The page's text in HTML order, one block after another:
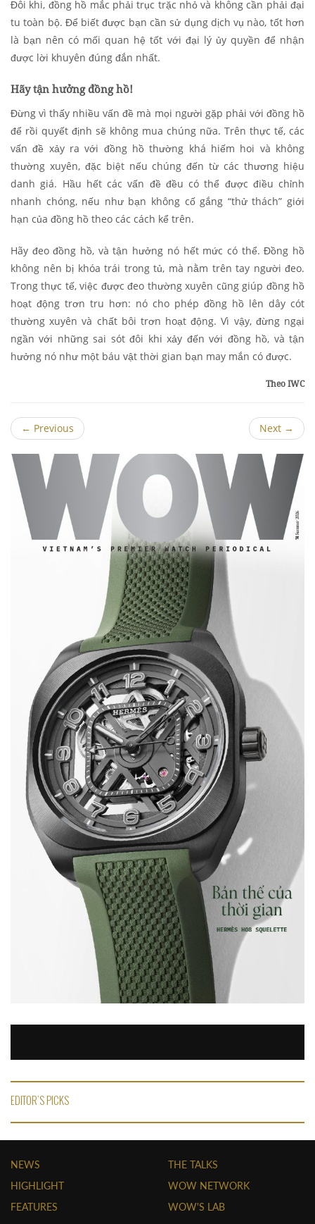
Đôi khi, đồng hồ mắc phải trục trặc nhỏ và không cần phải đại
tu toàn bộ. Để biết được bạn cần sử dụng dịch vụ nào, tốt hơn
là bạn nên có mối quan hệ tốt với đại lý ủy quyền để nhận
được lời khuyên đúng đắn nhất.
Hãy tận hưởng đồng hồ!
Đừng vì thấy nhiều vấn đề mà mọi người gặp phải với đồng hồ
để rồi quyết định sẽ không mua chúng nữa. Trên thực tế, các
vấn đề xảy ra với đồng hồ thường khá hiếm hoi và không
thường xuyên, đặc biệt nếu chúng đến từ các thương hiệu
danh giá. Hầu hết các vấn đề đều có thể được điều chỉnh
nhanh chóng, nếu như bạn không cố gắng “thử thách” giới
hạn của đồng hồ theo các cách kể trên.
Hãy đeo đồng hồ, và tận hưởng nó hết mức có thể. Đồng hồ
không nên bị khóa trái trong tủ, mà nằm trên tay người đeo.
Trong thực tế, việc được đeo thường xuyên cũng giúp đồng hồ
hoạt động trơn tru hơn: nó cho phép đồng hồ lên dây cót
thường xuyên và chất bôi trơn hoạt động. Vì vậy, đừng ngại
ngần với những sai sót đôi khi xảy đến với đồng hồ, và tận
hưởng nó như một báu vật thời gian bạn may mắn có được.
Theo IWC
← Previous Next →
EDITOR'S PICKS
NEWS
HIGHLIGHT
FEATURES
THE TALKS
WOW NETWORK
WOW'S LAB